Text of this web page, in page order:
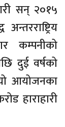
सन् २०१५
कम्पनीको
दुई वर्षको
आयोजनका
हाराहारी